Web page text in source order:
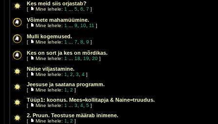
Kes meid siis orjastab?
[ Mine lehele: 1 5 6 7 ]
Võimete mahamüümine.
[ Mine lehele: 1 9 10 11 ]
Mulli kogemused.
[ Mine lehele: 1 7 8 9 ]
Kes on sort ja kes on mõrdikas.
[ Mine lehele: 1 18 19 20 ]
Naise viljastamine.
[ Mine lehele: 1 2 3 4 ]
Jeesuse ja saatana programm.
[ Mine lehele: 1 2 ]
Tüüp1: koonus. Mees=kollitapja & Naine=truudus.
[ Mine lehele: 1 3 4 5 ]
2. Pruun. Teostuse määrab inimene.
[ Mine lehele: 1 2 ]